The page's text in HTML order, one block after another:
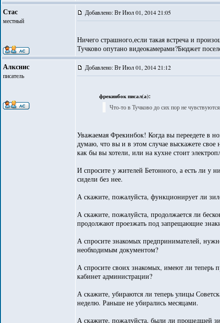
Стас
местный
Добавлено: Вт Июл 01, 2014 21:05
Ничего страшного,если такая встреча и
Тучково опутано видеокамерами?Бюджет
Алкснис
писатель
Добавлено: Вт Июл 01, 2014 21:12
фрекинбок писал(а):
Что-то в Тучково до сих пор не
Уважаемая Фрекинбок! Когда вы переедете в
думаю, что вы и в этом случае выскажете свое
как бы вы хотели, или на кухне стоит
И спросите у жителей Бетонного, а есть ли у
сидели без нее.
А скажите, пожалуйста, функционирует ли
А скажите, пожалуйста, продолжается ли
продолжают проезжать под запрещающие
А спросите знакомых предпринимателей,
необходимым документом?
А спросите своих знакомых, имеют ли теперь
кабинет администрации?
А скажите, убираются ли теперь улицы
неделю. Раньше не убирались месяцами.
А скажите, пожалуйста, были ли прошедшей